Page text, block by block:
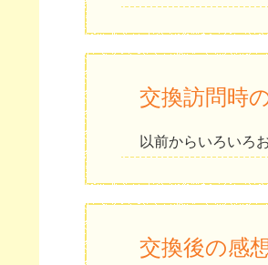
交換訪問時
以前からいろいろ
交換後の感